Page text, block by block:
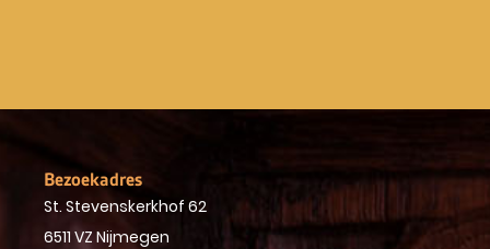
Bezoekadres
St. Stevenskerkhof 62
6511 VZ Nijmegen